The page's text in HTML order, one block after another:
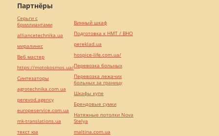
Партнёры
Серьги с
бриллиантами
alliancetechnika.ua
миралинкс
Веб мастер
https://motokosmos.ua/
Синтезаторы
agrotechnika.com.ua
perevod.agency
europeservice.com.ua
mk-translations.ua
текст юа
Винный шкаф
Подготовка к НМТ / ВНО
pereklad.ua
hospice-life.com.ua/
Перевозка больных
Перевозка лежачих
больных за границу
Шкафы купе
Брендовые сумки
Натяжные потолки Nova
Stelya
maltina.com.ua